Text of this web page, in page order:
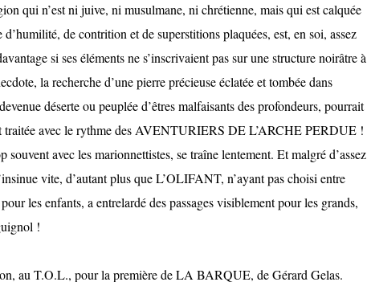
qui n’est ni juive, ni musulmane, ni chrétienne, mais qui est calquée
d’humilité, de contrition et de superstitions plaquées, est, en soi, assez
si ses éléments ne s’inscrivaient pas sur une structure noirâtre à
la recherche d’une pierre précieuse éclatée et tombée dans
déserte ou peuplée d’êtres malfaisants des profondeurs, pourrait
traitée avec le rythme des AVENTURIERS DE L’ARCHE PERDUE !
souvent avec les marionnettistes, se traîne lentement. Et malgré d’assez
vite, d’autant plus que L’OLIFANT, n’ayant pas choisi entre
les enfants, a entrelardé des passages visiblement pour les grands,
!
au T.O.L., pour la première de LA BARQUE, de Gérard Gelas.